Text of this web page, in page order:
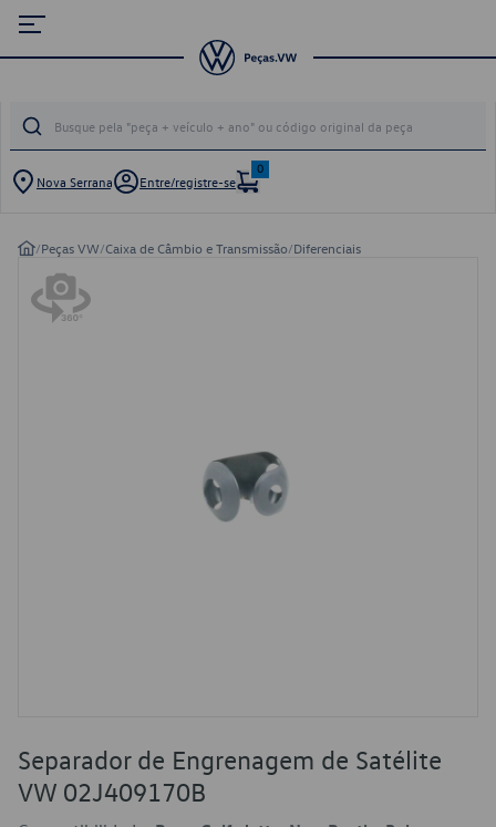
Nova Serrana Entre/registre-se
0
/Peças VW/Caixa de Câmbio e Transmissão/Diferenciais
Separador de Engrenagem de Satélite
VW 02J409170B